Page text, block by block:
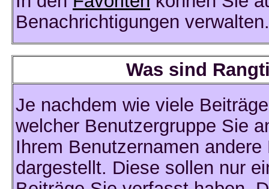
Benachrichtigungen verwalten.
Was sind
Je nachdem wie viele
welcher Benutzergruppe Sie
Ihrem Benutzernamen
dargestellt. Diese sollen nur